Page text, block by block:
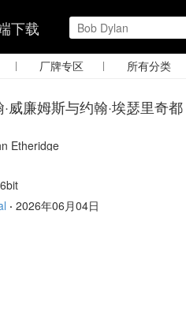
下载
| 厂牌专区 | 所有分类
威廉姆斯与约翰·埃瑟里奇都
Etheridge
· 2026年06月04日